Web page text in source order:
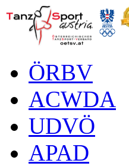
ÖRBV
ACWDA
UDVÖ
APAD